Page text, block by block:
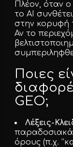
Πλέον, όταν
το AI
στην κορυφή
Αν το
Ποιες
GEO;
Λέξεις-
παραδοσιακά
όρους (π.χ.